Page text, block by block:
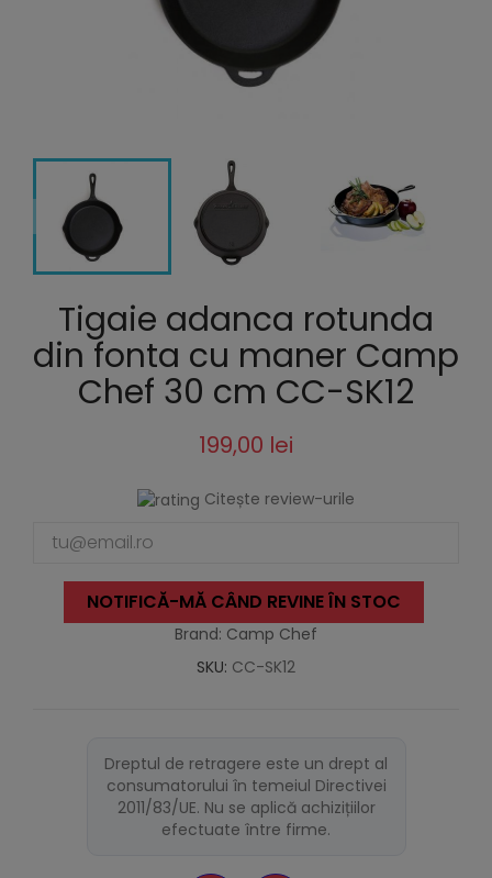
Tigaie adanca rotunda
din fonta cu maner Camp
Chef 30 cm CC-SK12
199,00 lei
Citește review-urile
NOTIFICĂ-MĂ CÂND REVINE ÎN STOC
Brand: Camp Chef
SKU: CC-SK12
Dreptul de retragere este un drept al
consumatorului în temeiul Directivei
2011/83/UE. Nu se aplică achizițiilor
efectuate între firme.